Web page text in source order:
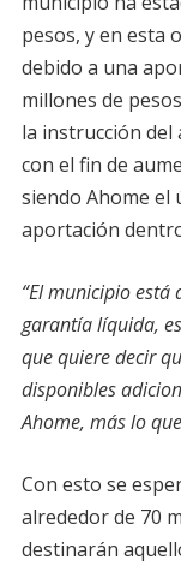
pesos, y en esta
debido a una
millones de
la instrucción del
con el fin de
siendo Ahome el
aportación
“El municipio
garantía líquida,
que quiere decir
disponibles
Ahome, más lo
Con esto se
alrededor de 70
destinarán